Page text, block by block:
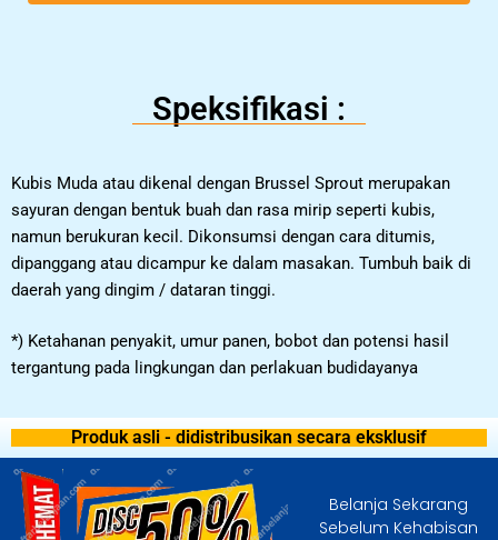
Speksifikasi :
Kubis Muda atau dikenal dengan Brussel Sprout merupakan
sayuran dengan bentuk buah dan rasa mirip seperti kubis,
namun berukuran kecil. Dikonsumsi dengan cara ditumis,
dipanggang atau dicampur ke dalam masakan. Tumbuh baik di
daerah yang dingim / dataran tinggi.
*) Ketahanan penyakit, umur panen, bobot dan potensi hasil
tergantung pada lingkungan dan perlakuan budidayanya
Produk asli - didistribusikan secara eksklusif
Belanja Sekarang
Sebelum Kehabisan